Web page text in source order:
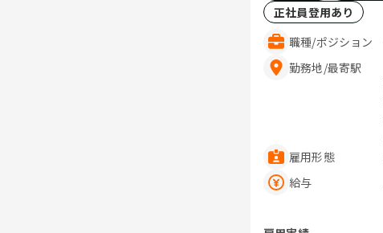
正社員登用あり
職種/ポジション
勤務地/最寄駅
雇用形態
給与